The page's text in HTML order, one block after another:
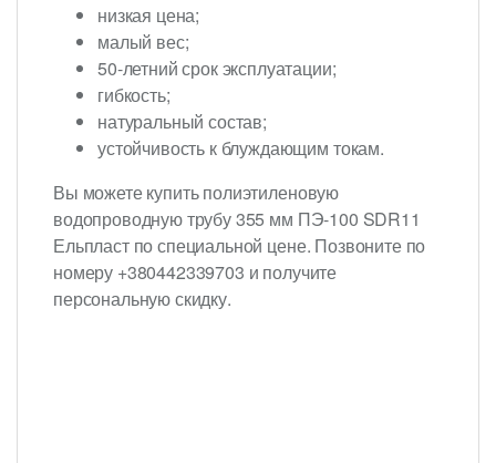
низкая цена;
малый вес;
50-летний срок эксплуатации;
гибкость;
натуральный состав;
устойчивость к блуждающим токам.
Вы можете купить полиэтиленовую
водопроводную трубу 355 мм ПЭ-100 SDR11
Ельпласт по специальной цене. Позвоните по
номеру +380442339703 и получите
персональную скидку.